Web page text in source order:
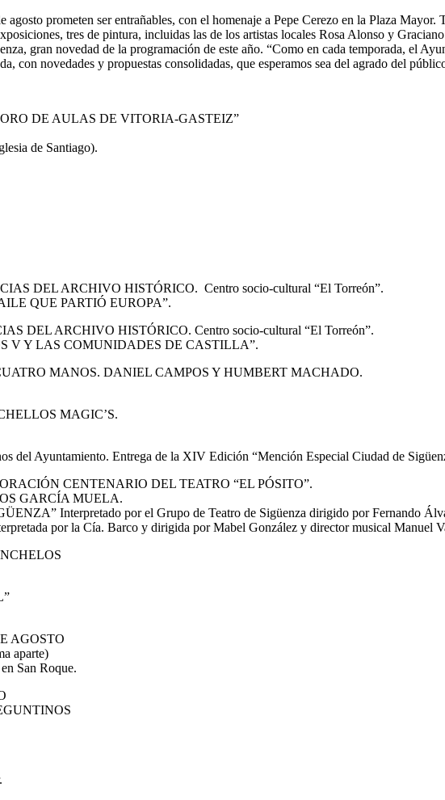
agosto prometen ser entrañables, con el homenaje a Pepe Cerezo en la Plaza
tres de pintura, incluidas las de los artistas locales Rosa Alonso y
gran novedad de la programación de este año. “Como en cada temporada, el
con novedades y propuestas consolidadas, que esperamos sea del agrado del
DE AULAS DE VITORIA-GASTEIZ”
de Santiago).
DEL ARCHIVO HISTÓRICO. Centro socio-cultural “El Torreón”.
QUE PARTIÓ EUROPA”.
DEL ARCHIVO HISTÓRICO. Centro socio-cultural “El Torreón”.
V Y LAS COMUNIDADES DE CASTILLA”.
MANOS. DANIEL CAMPOS Y HUMBERT MACHADO.
MAGIC’S.
del Ayuntamiento. Entrega de la XIV Edición “Mención Especial Ciudad de
CENTENARIO DEL TEATRO “EL PÓSITO”.
GARCÍA MUELA.
Interpretado por el Grupo de Teatro de Sigüenza dirigido por Fernando
por la Cía. Barco y dirigida por Mabel González y director musical Manuel
AGOSTO
aparte)
San Roque.